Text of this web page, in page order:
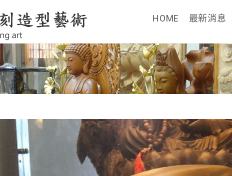
HOME 最新消息